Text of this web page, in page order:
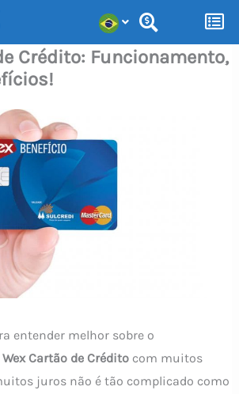
Crédito: Funcionamento,
entender melhor sobre o
Wex Cartão de Créditocom muitos
juros não é tão complicado como